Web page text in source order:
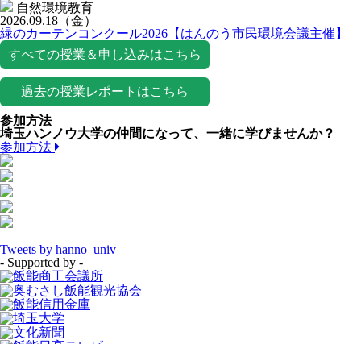
自然環境教育
2026.09.18 （金）
緑のカーテンコンクール2026【はんのう市民環境会議主催】
すべての授業＆申し込みはこちら
過去の授業レポートはこちら
参加方法
埼玉ハンノウ大学の仲間になって、一緒に学びませんか？
参加方法
Tweets by hanno_univ
- Supported by -